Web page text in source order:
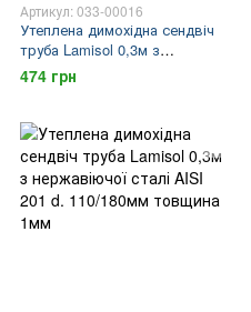
Артикул: 033-00016
Утеплена димохідна сендвіч
труба Lamisol 0,3м з
нержавіючої сталі AISI 201 d.
110/180мм товщина 0,6мм
474 грн